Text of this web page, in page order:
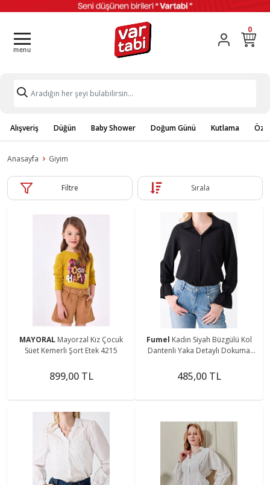
0
Alışveriş Düğün Baby Shower Doğum Günü Kutlama
Anasayfa Giyim
Filtre Sırala
MAYORAL Mayorzal Kız Çocuk
Süet Kemerli Şort Etek 4215
899,00 TL
Fumel Kadın Siyah Büzgülü Kol
Dantenli Yaka Detaylı Dokuma
485,00 TL